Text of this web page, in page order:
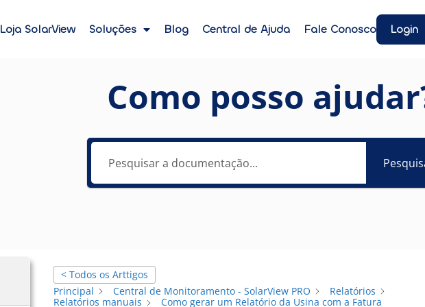
Loja SolarView Soluções Blog Central de Ajuda Fale Conosco Login
Como posso
< Todos os Arttigos
Principal
Central de Monitoramento - SolarView PRO
Relatórios
Relatórios manuais
Como gerar um Relatório da Usina com a Fatura